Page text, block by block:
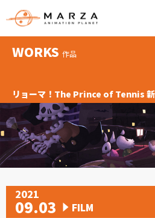
WORKS 作品
リョーマ！The Prince of Tennis 新
2021
09.03 FILM